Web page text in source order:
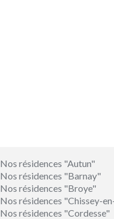
Nos résidences "Autun"
Nos résidences "Barnay"
Nos résidences "Broye"
Nos résidences "Chissey-
Nos résidences "Cordesse"